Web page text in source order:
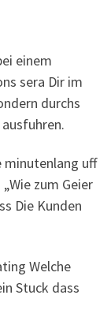
einem
sera Dir im
durchs
minutenlang uff
zum Geier
Die Kunden
Welche
Stuck dass